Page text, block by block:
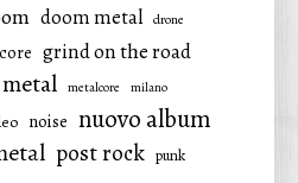
doom metal drone
grind on the road
metal metalcore milano
noise nuovo album
post rock punk